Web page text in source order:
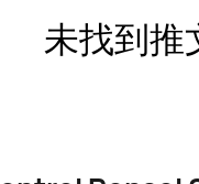
未找到推